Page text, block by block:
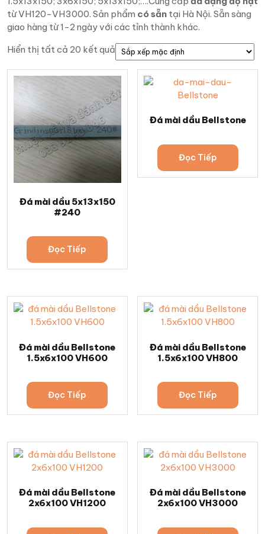
từ VH120-VH3000. Sản phẩm có sẵn tại Hà Nội. Sẵn sàng
giao hàng từ 1-2 ngày với các tỉnh thành khác.
Hiển thị tất cả 20 kết quả
Đá mài dầu 5x13x150
#240
Đọc Tiếp
Đá mài dầu Bellstone
Đọc Tiếp
Đá mài dầu Bellstone
1.5x6x100 VH600
Đọc Tiếp
Đá mài dầu Bellstone
1.5x6x100 VH800
Đọc Tiếp
Đá mài dầu Bellstone
2x6x100 VH1200
Đá mài dầu Bellstone
2x6x100 VH3000